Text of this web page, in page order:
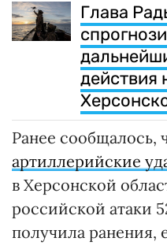
Глава
действия
Ранее сообщалось,
артиллерийские
в Херсонской
российской атаки
получила ранения,